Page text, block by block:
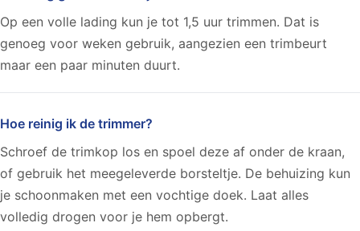
Op een volle lading kun je tot 1,5 uur trimmen. Dat is
genoeg voor weken gebruik, aangezien een trimbeurt
maar een paar minuten duurt.
Hoe reinig ik de trimmer?
Schroef de trimkop los en spoel deze af onder de kraan,
of gebruik het meegeleverde borsteltje. De behuizing kun
je schoonmaken met een vochtige doek. Laat alles
volledig drogen voor je hem opbergt.